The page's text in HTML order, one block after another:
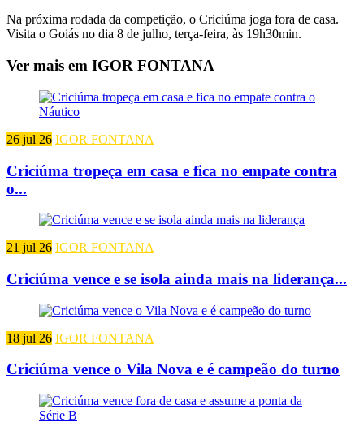
Na próxima rodada da competição, o Criciúma joga fora de casa.
Visita o Goiás no dia 8 de julho, terça-feira, às 19h30min.
Ver mais em IGOR FONTANA
26 jul 26 IGOR FONTANA
Criciúma tropeça em casa e fica no empate contra
o...
21 jul 26 IGOR FONTANA
Criciúma vence e se isola ainda mais na liderança...
18 jul 26 IGOR FONTANA
Criciúma vence o Vila Nova e é campeão do turno